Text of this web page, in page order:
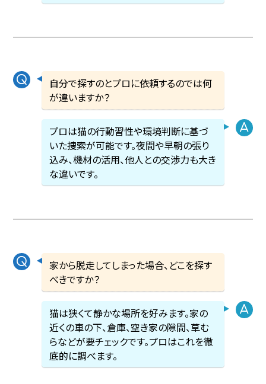
自分で探すのとプロに依頼するのでは何
が違いますか？
プロは猫の行動習性や環境判断に基づ
いた捜索が可能です。夜間や早朝の張り
込み、機材の活用、他人との交渉力も大き
な違いです。
家から脱走してしまった場合、どこを探す
べきですか？
猫は狭くて静かな場所を好みます。家の
近くの車の下、倉庫、空き家の隙間、草む
らなどが要チェックです。プロはこれを徹
底的に調べます。